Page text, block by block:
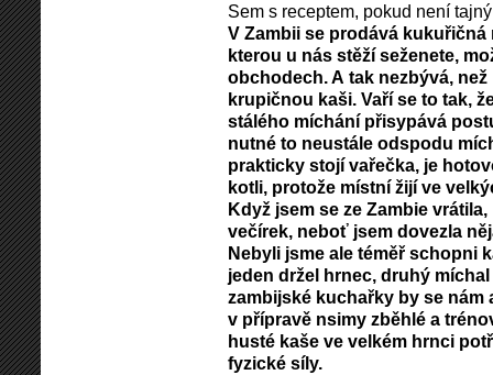
Sem s receptem, pokud není
V Zambii se prodává
kterou u nás stěží seženete,
obchodech. A tak nezbývá,
krupičnou kaši. Vaří se to tak,
stálého míchání přisypává
nutné to neustále odspodu
prakticky stojí vařečka, je
kotli, protože místní žijí ve
Když jsem se ze Zambie
večírek, neboť jsem dovezla
Nebyli jsme ale téměř schopni
jeden držel hrnec, druhý
zambijské kuchařky by se
v přípravě nsimy zběhlé a
husté kaše ve velkém hrnci
fyzické síly.